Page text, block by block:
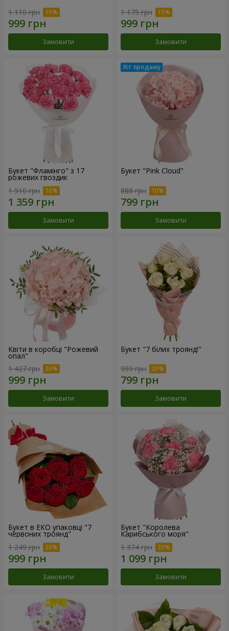
1 110 грн
Замовити
1 175 грн
Замовити
Букет "Фламінго" з 17
рожевих гвоздик
1 510 грн
Замовити
Букет "Pink Cloud"
888 грн
Замовити
Квіти в коробці "Рожевий
опал"
1 427 грн
Замовити
Букет "7 білих троянд!"
999 грн
Замовити
Букет в ЕКО упаковці "7
червоних троянд"
1 249 грн
Замовити
Букет "Королева
Карибського моря"
1 374 грн
Замовити